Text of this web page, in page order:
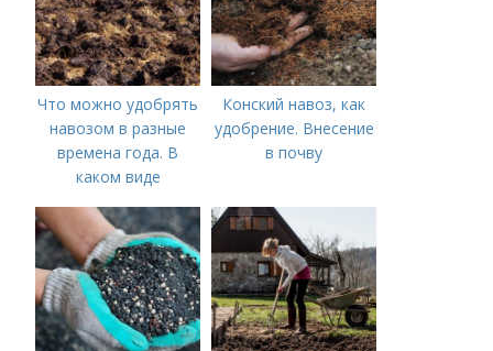
Что можно удобрять
навозом в разные
времена года. В
каком виде
Конский навоз, как
удобрение. Внесение
в почву